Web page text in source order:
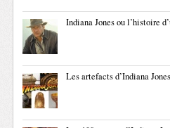
Indiana Jones ou l’histoire
Les artefacts d’Indiana